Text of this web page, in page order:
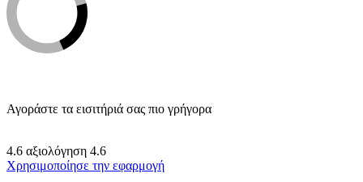
Αγοράστε τα εισιτήριά σας πιο γρήγορα
4.6 αξιολόγηση 4.6
Χρησιμοποίησε την εφαρμογή